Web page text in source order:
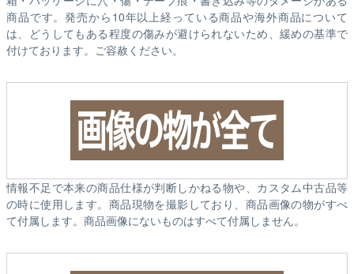
商品です。発売から10年以上経っている商品や海外商品について
は、どうしてもある程度の傷みが避けられないため、緩めの基準で
付けております。ご容赦ください。
情報不足で本来の商品仕様が判断しかねる物や、カスタム中古品等
の時に使用します。商品現物を撮影しており、商品画像の物がすべ
て付属します。商品画像にないものはすべて付属しません。